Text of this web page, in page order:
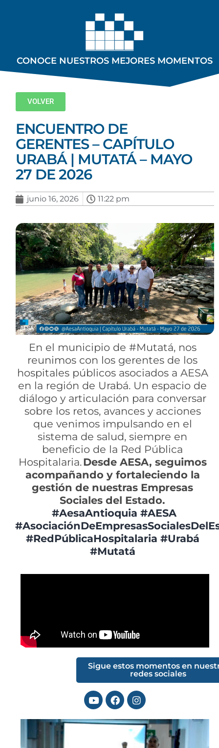
CONOCE NUESTROS MEJORES MOMENTOS
VOLVER
ENCUENTRO DE
GERENTES – CAPÍTULO
URABÁ | MUTATÁ – MAYO
27 DE 2026
junio 16, 2026 11:22 pm
En el municipio de #Mutatá, nos
reunimos con los gerentes de los
hospitales públicos asociados a AESA
en la región de Urabá. Un espacio de
diálogo y articulación para conversar
sobre los retos, avances y acciones
que venimos impulsando en el
sistema de salud, siempre en
beneficio de la Red Pública
Hospitalaria.Desde AESA, seguimos
acompañando y fortaleciendo la
gestión de nuestras Empresas
Sociales del Estado.
#AesaAntioquia #AESA
#RedPúblicaHospitalaria #Urabá
#Mutatá
Sigue estos momentos en
redes sociales